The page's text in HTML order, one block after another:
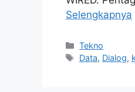
Selengkapnya
Kategori
Tekno
Tag
Data, Dialog,